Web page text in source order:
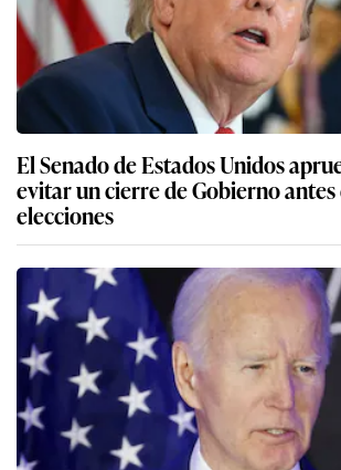
El Senado de Estados Unidos
evitar un cierre de Gobierno antes
elecciones